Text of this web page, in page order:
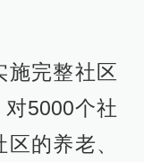
施完整社区
5000个社
的养老、